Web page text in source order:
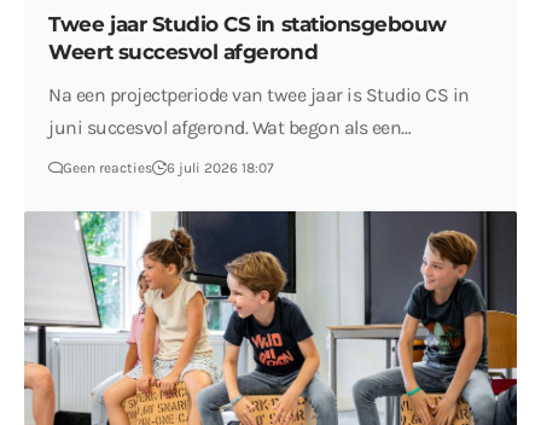
Twee jaar Studio CS in stationsgebouw
Weert succesvol afgerond
Na een projectperiode van twee jaar is Studio CS in
juni succesvol afgerond. Wat begon als een…
Geen reacties 6 juli 2026 18:07